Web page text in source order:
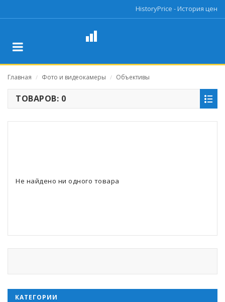
HistoryPrice - История цен
Главная / Фото и видеокамеры / Объективы
ТОВАРОВ: 0
Не найдено ни одного товара
КАТЕГОРИИ